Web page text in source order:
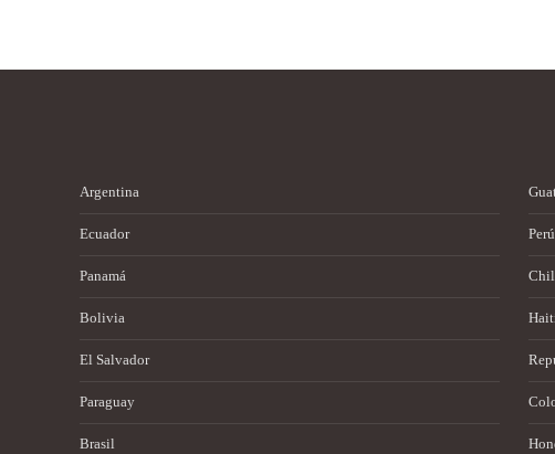
Argentina
Ecuador
Panamá
Bolivia
El Salvador
Paraguay
Brasil
Perú